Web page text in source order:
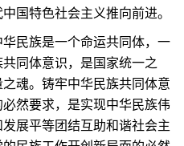
国特色社会主义推向前进。
民族是一个命运共同体，一
同体意识，是国家统一之
魂。铸牢中华民族共同体意
然要求，是实现中华民族伟
展平等团结互助和谐社会主